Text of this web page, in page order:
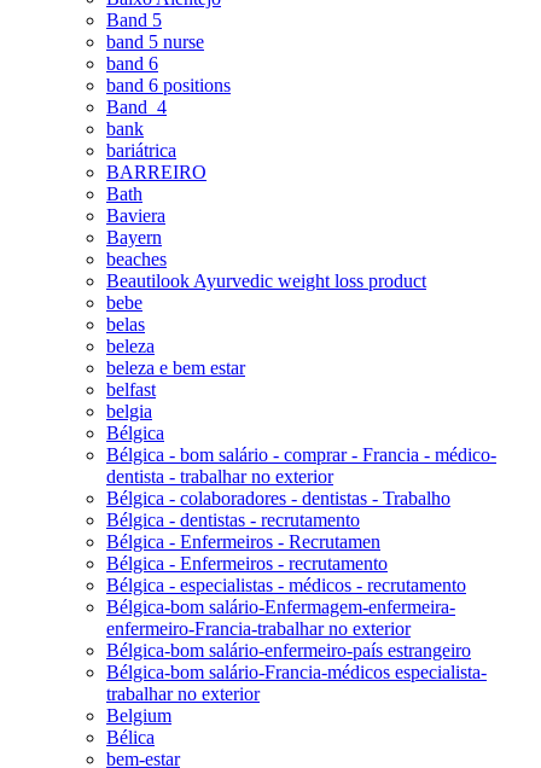
Band 5
band 5 nurse
band 6
band 6 positions
Band_4
bank
bariátrica
BARREIRO
Bath
Baviera
Bayern
beaches
Beautilook Ayurvedic weight loss product
bebe
belas
beleza
beleza e bem estar
belfast
belgia
Bélgica
Bélgica - bom salário - comprar - Francia - médico-
dentista - trabalhar no exterior
Bélgica - colaboradores - dentistas - Trabalho
Bélgica - dentistas - recrutamento
Bélgica - Enfermeiros - Recrutamen
Bélgica - Enfermeiros - recrutamento
Bélgica - especialistas - médicos - recrutamento
Bélgica-bom salário-Enfermagem-enfermeira-
enfermeiro-Francia-trabalhar no exterior
Bélgica-bom salário-enfermeiro-país estrangeiro
Bélgica-bom salário-Francia-médicos especialista-
trabalhar no exterior
Belgium
Bélica
bem-estar